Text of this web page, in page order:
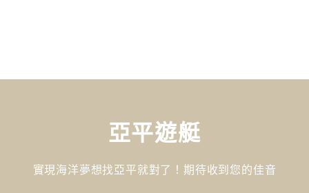
亞平遊艇
實現海洋夢想找亞平就對了！期待收到您的佳音